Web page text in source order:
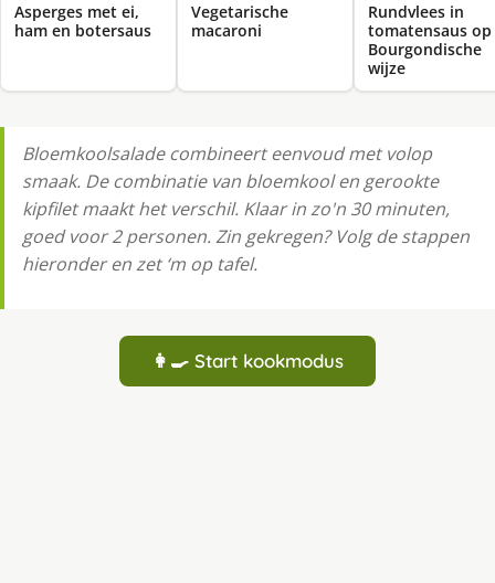
Asperges met ei,
ham en botersaus
Vegetarische
macaroni
Rundvlees in
tomatensaus op
Bourgondische
wijze
Bloemkoolsalade combineert eenvoud met volop
smaak. De combinatie van bloemkool en gerookte
kipfilet maakt het verschil. Klaar in zo'n 30 minuten,
goed voor 2 personen. Zin gekregen? Volg de stappen
hieronder en zet ‘m op tafel.
👩‍🍳 Start kookmodus